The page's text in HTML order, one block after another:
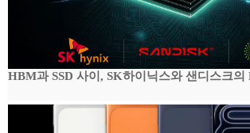
HBM과 SSD 사이, SK하이닉스와 샌디스크의